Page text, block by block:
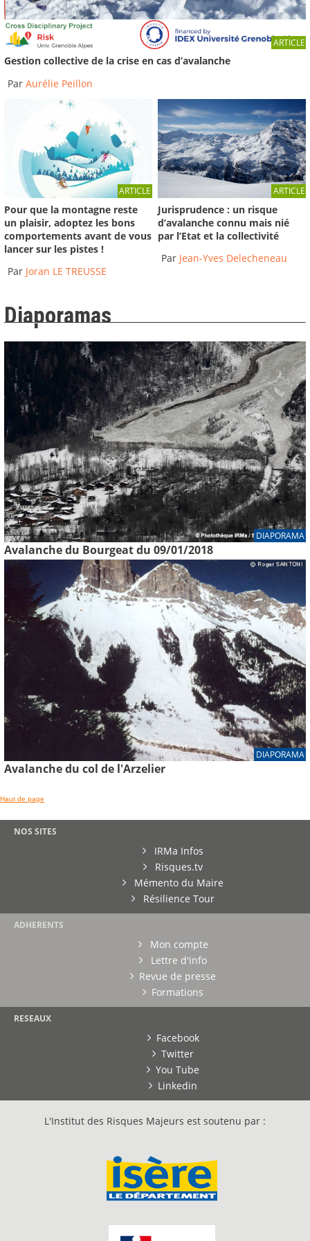
03:27
Avalanche dans le secteur de la "Combe à
Marion" au col des...
Reportage du 13/04/2014
ARTICLE
Gestion collective de la crise en cas d’avalanche
Par Aurélie Peillon
ARTICLE
Pour que la montagne reste
un plaisir, adoptez les bons
comportements avant de vous
lancer sur les pistes !
Par Joran LE TREUSSE
ARTICLE
Jurisprudence : un risque
d’avalanche connu mais nié
par l’Etat et la collectivité
Par Jean-Yves Delecheneau
Diaporamas
DIAPORAMA
Avalanche du Bourgeat du 09/01/2018
DIAPORAMA
Avalanche du col de l'Arzelier
Haut de page
NOS SITES
IRMa Infos
Risques.tv
Mémento du Maire
Résilience Tour
ADHERENTS
Mon compte
Lettre d'info
Revue de presse
Formations
RESEAUX
Facebook
Twitter
You Tube
Linkedin
L'Institut des Risques Majeurs est soutenu par :